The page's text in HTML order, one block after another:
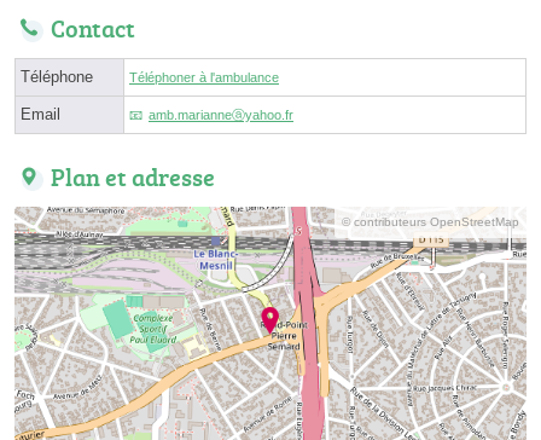
Contact
Téléphone Téléphoner à l'ambulance
Email amb.marianneⓐyahoo.fr
Plan et adresse
© contributeurs OpenStreetMap